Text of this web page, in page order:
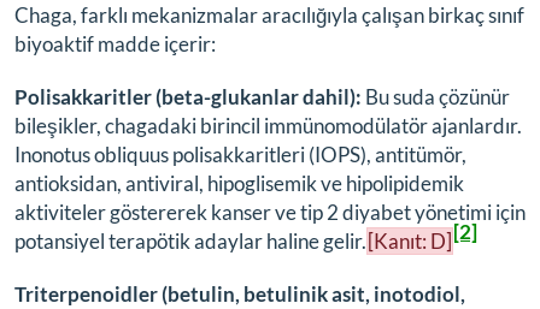
Chaga, farklı mekanizmalar aracılığıyla çalışan birkaç sınıf
biyoaktif madde içerir:
Polisakkaritler (beta-glukanlar dahil): Bu suda çözünür
bileşikler, chagadaki birincil immünomodülatör ajanlardır.
Inonotus obliquus polisakkaritleri (IOPS), antitümör,
antioksidan, antiviral, hipoglisemik ve hipolipidemik
aktiviteler göstererek kanser ve tip 2 diyabet yönetimi için
potansiyel terapötik adaylar haline gelir.[Kanıt: D][2]
Triterpenoidler (betulin, betulinik asit, inotodiol,